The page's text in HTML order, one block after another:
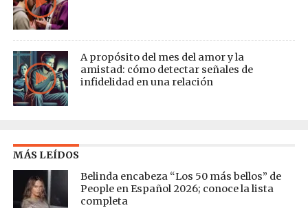
A propósito del mes del amor y la
amistad: cómo detectar señales de
infidelidad en una relación
MÁS LEÍDOS
Belinda encabeza “Los 50 más bellos” de
People en Español 2026; conoce la lista
completa